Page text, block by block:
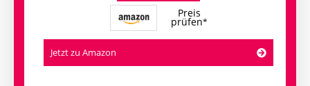
Preis
prüfen
Jetzt zu Amazon